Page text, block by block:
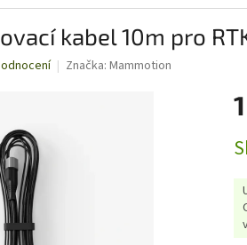
kabel 10m pro
Značka: Mammotion